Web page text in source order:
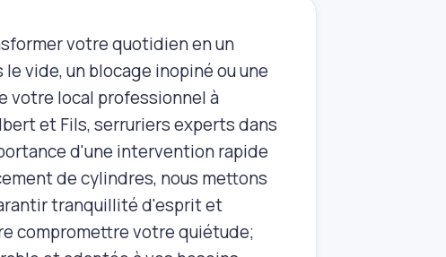
votre quotidien en un
vide, un blocage inopiné ou une
votre local professionnel à
et Fils, serruriers experts dans
d'une intervention rapide
de cylindres, nous mettons
tranquillité d'esprit et
compromettre votre quiétude;